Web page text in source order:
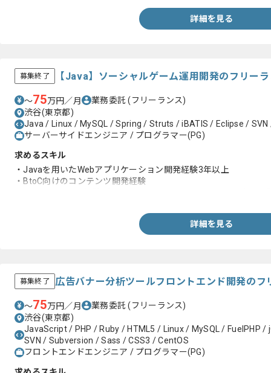
詳細を見る
募集終了 【Java】ソーシャルゲーム運用開発のフリー
〜75万円／月 業務委託(フリーランス)
渋谷(東京都)
Java / Linux / MySQL / Spring / Struts / iBATIS / Eclipse /
サーバーサイドエンジニア / プログラマー(PG)
求めるスキル
・Javaを用いたWebアプリケーション開発経験3年以上
・BtoC向けのコンテンツ開発経験
詳細を見る
募集終了 広告バナー分析ツールフロントエンド開発のフ
〜75万円／月 業務委託(フリーランス)
渋谷(東京都)
JavaScript / PHP / Ruby / HTML5 / Linux / MySQL / FuelPHP
SVN / Subversion / Sass / CSS3 / CentOS
フロントエンドエンジニア / プログラマー(PG)